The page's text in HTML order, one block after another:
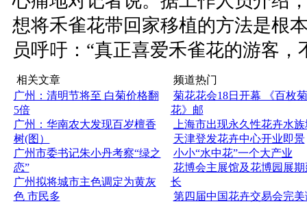
想将禾雀花带回家移植的方法是根
员呼吁：“真正喜爱禾雀花的游客，
相关文章
广州：清明节将至 白菊价格翻
5倍
广州：华南农大发现百岁檀香
树(图）
广州市委书记朱小丹考察“绿之
恋”
广州拟将城市主色调定为黄灰
色 市民多
频道热门
菊花花会18日开幕 《百枚菊
花》邮
上海市出现永久性花卉水族
天津登发花卉中心开业即景
小小“水中花”一个大产业
花博会主展馆及花博园展期
长
第四届中国花卉交易会完美